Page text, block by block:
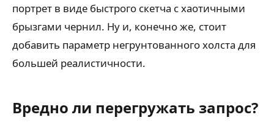
портрет в виде быстрого скетча с хаотичными
брызгами чернил. Ну и, конечно же, стоит
добавить параметр негрунтованного холста для
большей реалистичности.
Вредно ли перегружать запрос?